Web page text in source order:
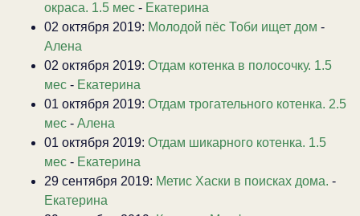
окраса. 1.5 мес - Екатерина
02 октября 2019: Молодой пёс Тоби ищет дом -
Алена
02 октября 2019: Отдам котенка в полосочку. 1.5
мес - Екатерина
01 октября 2019: Отдам трогательного котенка. 2.5
мес - Алена
01 октября 2019: Отдам шикарного котенка. 1.5
мес - Екатерина
29 сентября 2019: Метис Хаски в поисках дома. -
Екатерина